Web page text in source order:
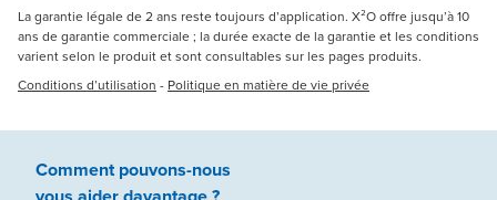
La garantie légale de 2 ans reste toujours d’application. X²O offre jusqu’à 10
ans de garantie commerciale ; la durée exacte de la garantie et les conditions
varient selon le produit et sont consultables sur les pages produits.
Conditions d’utilisation - Politique en matière de vie privée
Comment pouvons-nous